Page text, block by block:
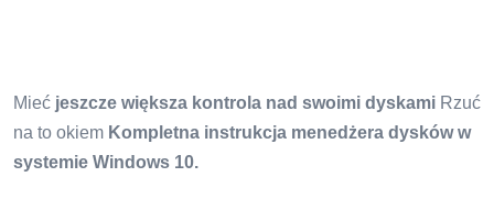
Mieć jeszcze większa kontrola nad swoimi dyskami Rzuć
na to okiem Kompletna instrukcja menedżera dysków w
systemie Windows 10.